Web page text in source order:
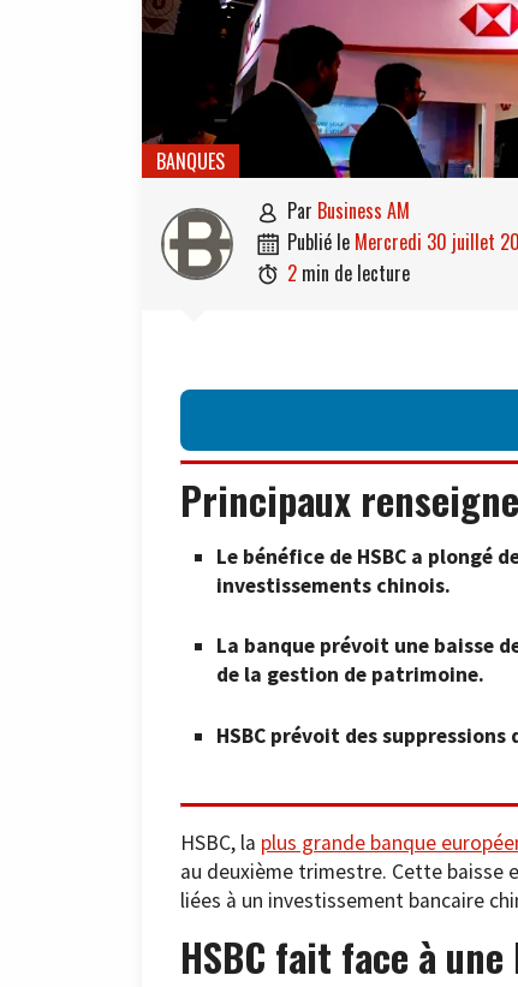
BANQUES
 par Business AM
 publié le mercredi 30 juillet
 2 min de lecture
Principaux
Le bénéfice de HSBC a plongé
investissements chinois.
La banque prévoit une baisse
de la gestion de patrimoine.
HSBC prévoit des suppressions
HSBC, la plus grande banque
au deuxième trimestre. Cette baisse
liées à un investissement bancaire
HSBC fait face à